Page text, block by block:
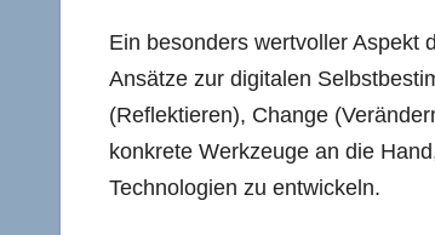
Ein besonders wertvoller Aspekt
Ansätze zur digitalen
(Reflektieren), Change
konkrete Werkzeuge an die
Technologien zu entwickeln.